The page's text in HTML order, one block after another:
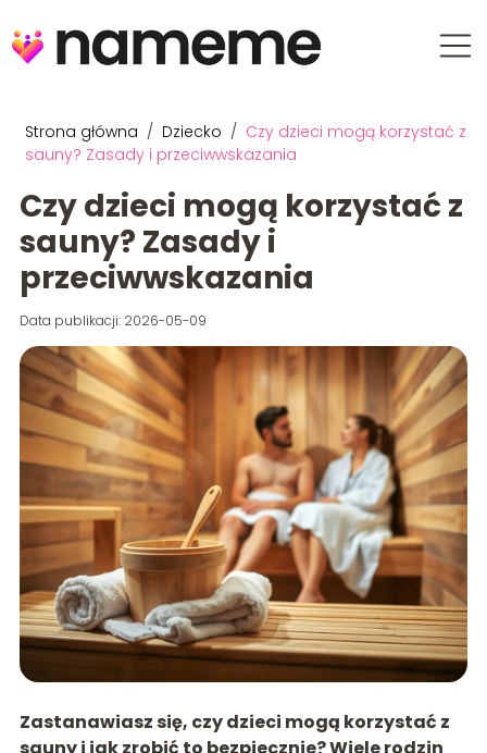
Strona główna / Dziecko / Czy dzieci mogą korzystać z
sauny? Zasady i przeciwwskazania
Czy dzieci mogą korzystać z
sauny? Zasady i
przeciwwskazania
Data publikacji: 2026-05-09
Zastanawiasz się, czy dzieci mogą korzystać z
saunyi jak zrobić to bezpiecznie? Wiele rodzin